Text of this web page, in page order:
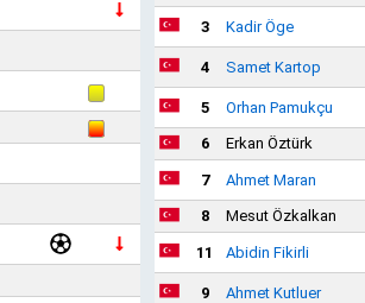
3 Kadir Öge
4 Samet Kartop
5
Orhan Pamukçu
6
Erkan Öztürk
7
Ahmet Maran
8
Mesut Özkalkan
11 Abidin Fikirli
9 Ahmet Kutluer